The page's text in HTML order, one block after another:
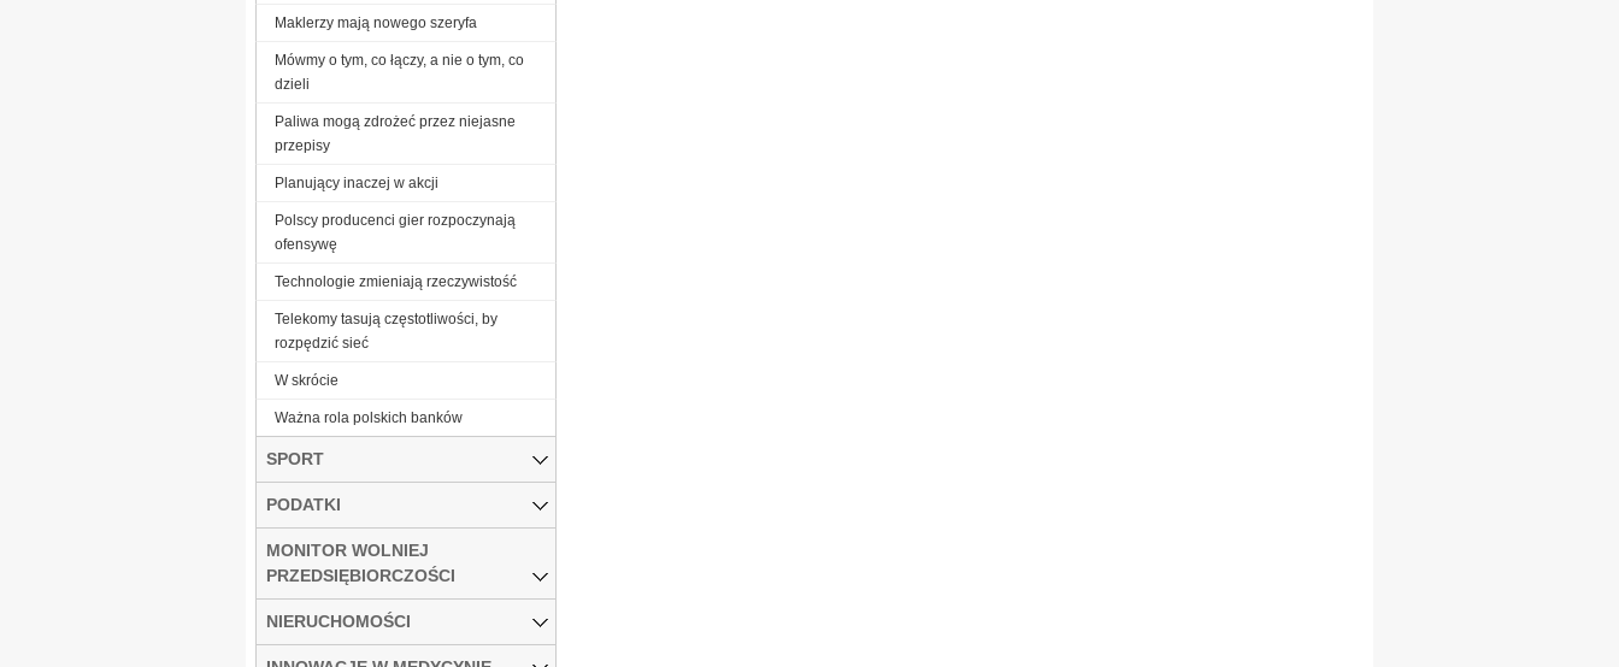
Maklerzy mają nowego szeryfa
Mówmy o tym, co łączy, a nie o tym, co
dzieli
Paliwa mogą zdrożeć przez niejasne
przepisy
Planujący inaczej w akcji
Polscy producenci gier rozpoczynają
ofensywę
Technologie zmieniają rzeczywistość
Telekomy tasują częstotliwości, by
rozpędzić sieć
W skrócie
Ważna rola polskich banków
SPORT
PODATKI
MONITOR WOLNIEJ
PRZEDSIĘBIORCZOŚCI
NIERUCHOMOŚCI